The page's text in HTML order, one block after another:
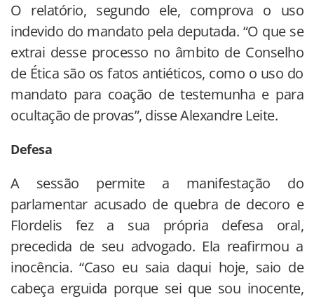
O relatório, segundo ele, comprova o uso
indevido do mandato pela deputada. “O que se
extrai desse processo no âmbito de Conselho
de Ética são os fatos antiéticos, como o uso do
mandato para coação de testemunha e para
ocultação de provas”, disse Alexandre Leite.
Defesa
A sessão permite a manifestação do
parlamentar acusado de quebra de decoro e
Flordelis fez a sua própria defesa oral,
precedida de seu advogado. Ela reafirmou a
inocência. “Caso eu saia daqui hoje, saio de
cabeça erguida porque sei que sou inocente,